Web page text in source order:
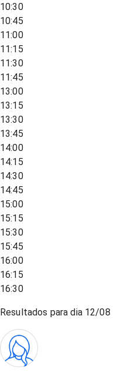
10:30
10:45
11:00
11:15
11:30
11:45
13:00
13:15
13:30
13:45
14:00
14:15
14:30
14:45
15:00
15:15
15:30
15:45
16:00
16:15
16:30
Resultados para dia 12/08